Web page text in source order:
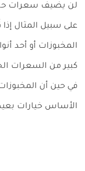
لن يضيف سعرات
على سبيل المثال
المخبوزات أو أحد
كبير من السعرات
في حين أن
الأساس خيارات